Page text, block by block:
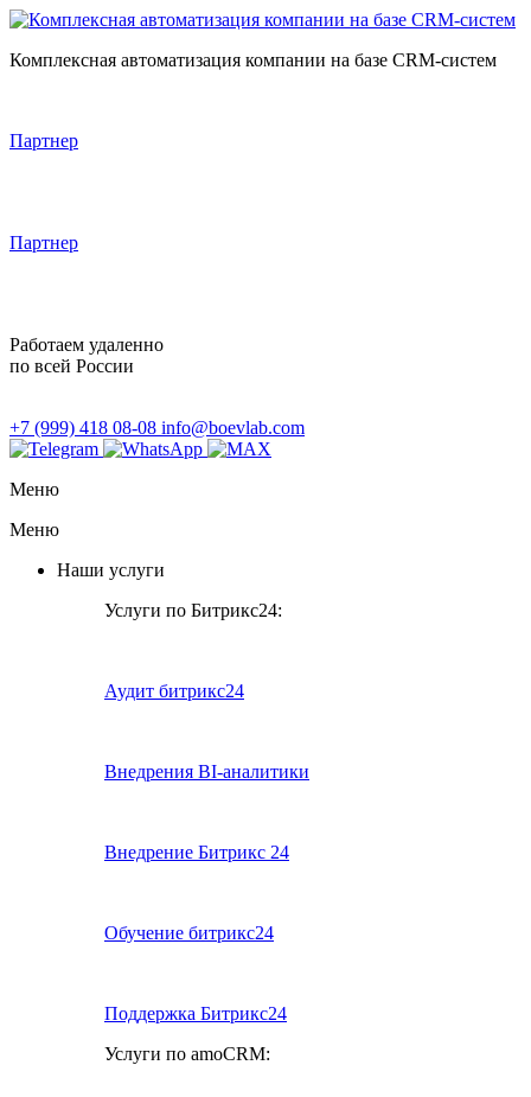
Комплексная автоматизация компании на базе CRM-систем
Партнер
Партнер
Работаем удаленно
по всей России
+7 (999) 418 08-08 info@boevlab.com
Меню
Меню
Наши услуги
Услуги по Битрикс24:
Аудит битрикс24
Внедрения BI-аналитики
Внедрение Битрикс 24
Обучение битрикс24
Поддержка Битрикс24
Услуги по amoCRM: